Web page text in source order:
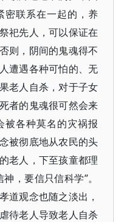
密联系在一起的，养
祀先人，可以保证在
则，阴间的鬼魂得不
遭遇各种可怕的、无
老人自杀，对于子女
者的鬼魂很可然会来
被各种莫名的灾祸报
被彻底地从农民的头
老人，下至孩童都理
，要信只信科学”。
道观念也随之淡出，
待老人导致老人自杀